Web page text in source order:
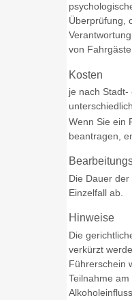
Überprüfung,
von
Kosten
je nach Stadt-
unterschiedlich
Wenn Sie ein
beantragen,
Die Dauer
Einzelfall ab.
Hinweise
Die
verkürzt
Führerschein
Teilnahme